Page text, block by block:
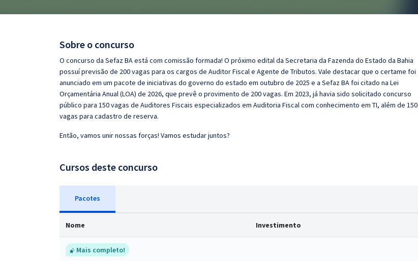
Questões grátis
Sobre o concurso
O concurso da Sefaz BA está com comissão formada! O próximo edital da Secretaria da Fazenda do Estado da Bahia
possuí previsão de 200 vagas para os cargos de Auditor Fiscal e Agente de Tributos. Vale destacar que o certame foi
anunciado em um pacote de iniciativas do governo do estado em outubro de 2025 e a Sefaz BA foi citado na Lei
Orçamentária Anual (LOA) de 2026, que prevê o provimento de 200 vagas. Em 2023, já havia sido solicitado concurso
público para 150 vagas de Auditores Fiscais especializados em Auditoria Fiscal com conhecimento em TI, além de 150
vagas para cadastro de reserva.
Então, vamos unir nossas forças! Vamos estudar juntos?
Cursos deste concurso
Pacotes
Nome Investimento
Mais completo!